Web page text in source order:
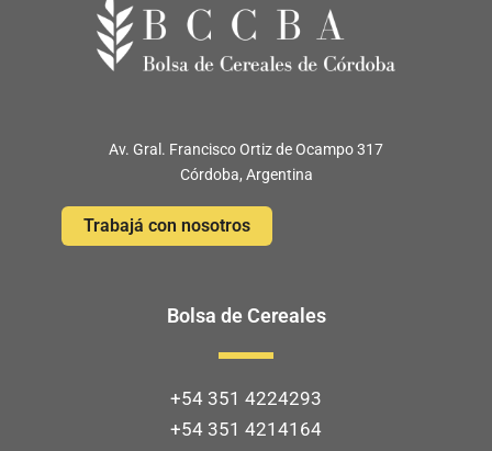
Av. Gral. Francisco Ortiz de Ocampo 317
Córdoba, Argentina
Trabajá con nosotros
Bolsa de Cereales
+54 351 4224293
+54 351 4214164